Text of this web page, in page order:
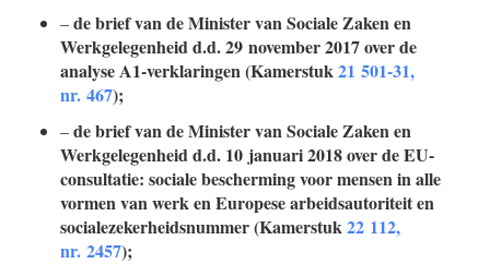
–de brief van de Minister van Sociale Zaken en
Werkgelegenheid d.d. 29 november 2017 over de
analyse A1-verklaringen (Kamerstuk21 501-31,
nr. 467);
–de brief van de Minister van Sociale Zaken en
Werkgelegenheid d.d. 10 januari 2018 over de EU-
consultatie: sociale bescherming voor mensen in alle
vormen van werk en Europese arbeidsautoriteit en
socialezekerheidsnummer (Kamerstuk22 112,
nr. 2457);